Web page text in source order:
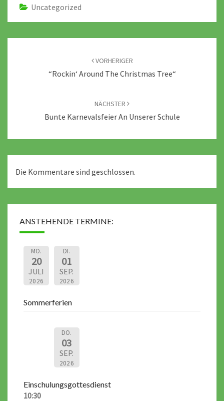
Uncategorized
VORHERIGER
“Rockin‘ Around The Christmas Tree“
NÄCHSTER
Bunte Karnevalsfeier An Unserer Schule
Die Kommentare sind geschlossen.
ANSTEHENDE TERMINE:
MO.
20
JULI
2026
DI.
01
SEP.
2026
Sommerferien
DO.
03
SEP.
2026
Einschulungsgottesdienst
10:30